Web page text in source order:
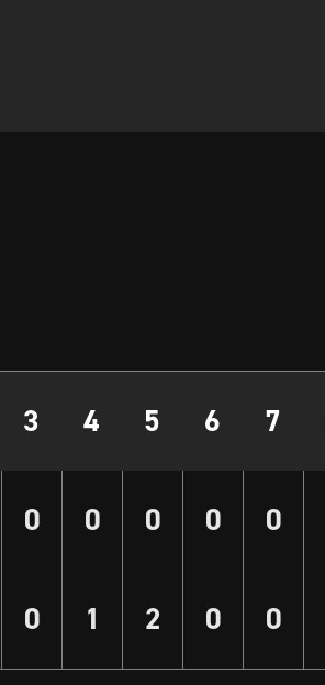
3 4 5 6 7
0 0 0 0 0
0 1 2 0 0